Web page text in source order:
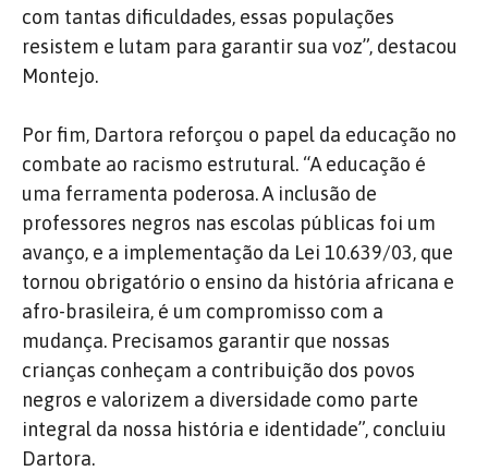
com tantas dificuldades, essas populações
resistem e lutam para garantir sua voz”, destacou
Montejo.
Por fim, Dartora reforçou o papel da educação no
combate ao racismo estrutural. “A educação é
uma ferramenta poderosa. A inclusão de
professores negros nas escolas públicas foi um
avanço, e a implementação da Lei 10.639/03, que
tornou obrigatório o ensino da história africana e
afro-brasileira, é um compromisso com a
mudança. Precisamos garantir que nossas
crianças conheçam a contribuição dos povos
negros e valorizem a diversidade como parte
integral da nossa história e identidade”, concluiu
Dartora.